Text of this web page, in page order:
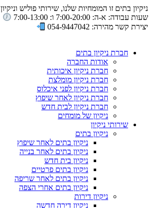
ניקיון בתים זו המומחיות שלנו, שירותי פוליש וניקיון
שעות עבודה: א-ה: 7:00-20:00 ו: 7:00-13:00
יצירת קשר מהירה: 054-9447042
חברת ניקיון בתים
אודות החברה
חברת ניקיון איכותית
חברת ניקיון מומלצת
חברת ניקיון לפני איכלוס
חברת ניקיון לאחר שיפוץ
חברת ניקיון לבית חדש
ניקיון של מומחים
שירותי ניקיון
ניקיון בתים
ניקיון בתים לאחר שיפוץ
ניקיון בתים לאחר בנייה
ניקיון בית חדש
ניקיון בתים פרטיים
ניקיון בתים לאחר שריפה
ניקיון בתים אחרי הצפה
ניקיון דירות
ניקיון דירה חדשה